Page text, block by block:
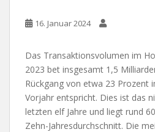
16. Januar 2024
Das Transaktionsvolumen im
2023 bet insgesamt 1,5
Rückgang von etwa 23 Prozent
Vorjahr entspricht. Dies ist das
letzten elf Jahre und liegt rund
Zehn-Jahresdurchschnitt. Die